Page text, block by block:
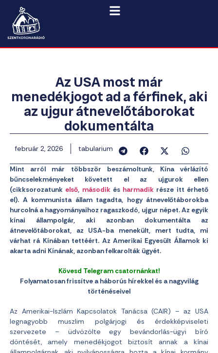
Az USA most már
menedékjogot ad a férfinek, aki
az ujgur átnevelőtáborokat
dokumentálta
február 2, 2026 tabularium
Mint arról már többször beszámoltunk, Kína vérlázító
bűncselekményeket követett el az ujgurok ellen
(cikksorozatunk első, másodikés harmadik része itt érhető
el). A kommunista állam tagadta, hogy átnevelőtáborokba
hurcolná a hagyományaihoz ragaszkodó, ujgur népet. Az egyik
kínai állampolgár, aki azonban dokumentálta az
átnevelőtáborokat, az USA-ba menekült, mert tudta, mi
várhat rá Kínában tettéért. Az Amerikai Egyesült Államok ki
akarta adni Kínának, azonban felkarolták ügyét.
Kövesd Telegram csatornánkat!
Folyamatosan frissítve a háborús hírekkel és a nagyvilág
történéseivel
Az Amerikai-Iszlám Kapcsolatok Tanácsa (CAIR) – az USA
legnagyobb muszlim polgárjogi és érdekképviseleti
szervezete – üdvözölte egy bevándorlás-ügyi bíró
döntését, amely menedékjogot biztosít annak a kínai